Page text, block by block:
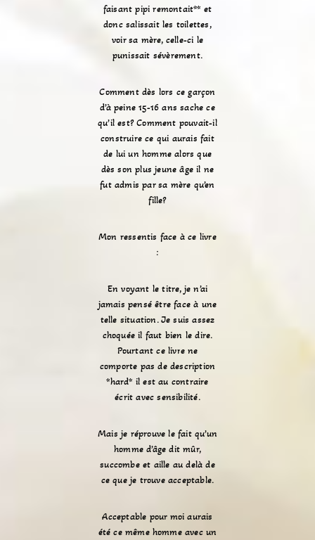
faisant pipi remontait** et
donc salissait les toilettes,
voir sa mère, celle-ci le
punissait sévèrement.
Comment dès lors ce garçon
d’à peine 15-16 ans sache ce
qu’il est? Comment pouvait-il
construire ce qui aurais fait
de lui un homme alors que
dès son plus jeune âge il ne
fut admis par sa mère qu’en
fille?
Mon ressentis face à ce livre
:
En voyant le titre, je n’ai
jamais pensé être face à une
telle situation. Je suis assez
choquée il faut bien le dire.
Pourtant ce livre ne
comporte pas de description
*hard* il est au contraire
écrit avec sensibilité.
Mais je réprouve le fait qu’un
homme d’âge dit mûr,
succombe et aille au delà de
ce que je trouve acceptable.
Acceptable pour moi aurais
été ce même homme avec un